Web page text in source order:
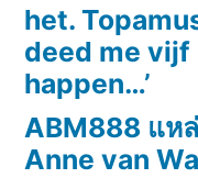
het.
deed me vijf
happen…’
ABM888 แห
Anne van